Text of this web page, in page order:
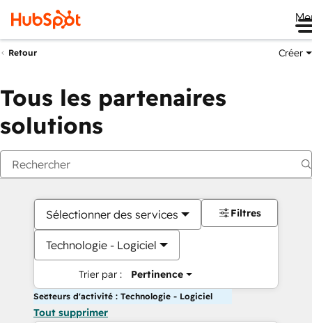
Retour Créer
Tous les partenaires
solutions
Sélectionner des services
Technologie - Logiciel
Trier par : Pertinence
Filtres
Secteurs d'activité : Technologie - Logiciel
Tout supprimer